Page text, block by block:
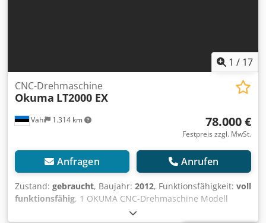
1 / 17
Vahi 1.314 km
CNC-Drehmaschine
Okuma LT2000 EX
78.000 €
Festpreis zzgl. MwSt.
Anfragen Anrufen
Zustand: gebraucht, Baujahr: 2012, Funktionsfähigkeit: voll
funktionsfähig, 1 OKUMA CNC-Drehmaschine Modell
LT2000EX-2M1Y mit OSPP200LA CNC-Steuerung, inkl. CE-